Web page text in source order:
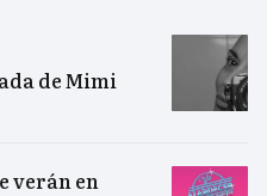
de Mimi
verán en